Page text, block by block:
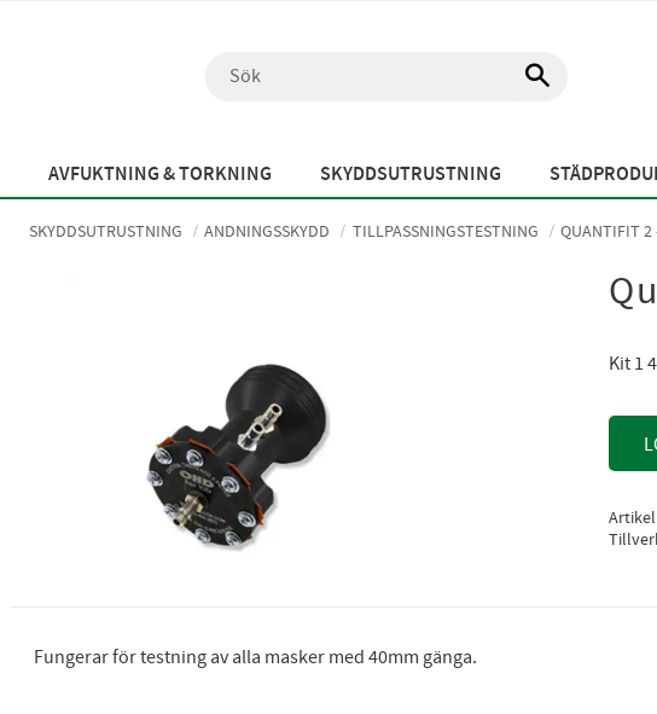
AVFUKTNING & TORKNING SKYDDSUTRUSTNING
SKYDDSUTRUSTNING ANDNINGSSKYDD TILLPASSNINGSTESTNING QUANTIFIT 2
Kit 1
Fungerar för testning av alla masker med 40mm gänga.